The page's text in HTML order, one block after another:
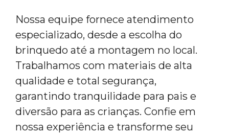
Nossa equipe fornece atendimento
especializado, desde a escolha do
brinquedo até a montagem no local.
Trabalhamos com materiais de alta
qualidade e total segurança,
garantindo tranquilidade para pais e
diversão para as crianças. Confie em
nossa experiência e transforme seu